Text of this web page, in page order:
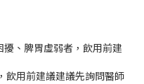
、脾胃虛弱者，飲用前建
用前建議建議先詢問醫師